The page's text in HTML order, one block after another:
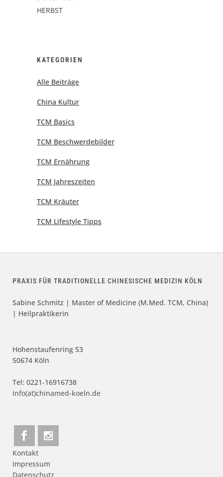
KATEGORIEN
Alle Beiträge
China Kultur
TCM Basics
TCM Beschwerdebilder
TCM Ernährung
TCM Jahreszeiten
TCM Kräuter
TCM Lifestyle Tipps
PRAXIS FÜR TRADITIONELLE CHINESISCHE MEDIZIN KÖLN
Sabine Schmitz | Master of Medicine (M.Med. TCM, China)
| Heilpraktikerin
Hohenstaufenring 53
50674 Köln
Tel: 0221-16916738
info(at)chinamed-koeln.de
Kontakt
Impressum
Datenschutz